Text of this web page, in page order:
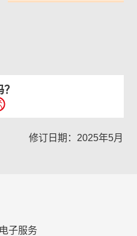
修订日期：2025年5月
子服务